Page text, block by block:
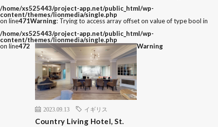
/home/xs525443/project-app.net/public_html/wp-
content/themes/lionmedia/single.php
on line471Warning: Trying to access array offset on value of type bool in
/home/xs525443/project-app.net/public_html/wp-
content/themes/lionmedia/single.php
on line472
2023.09.13 イギリス
Country Living Hotel, St.
Warning